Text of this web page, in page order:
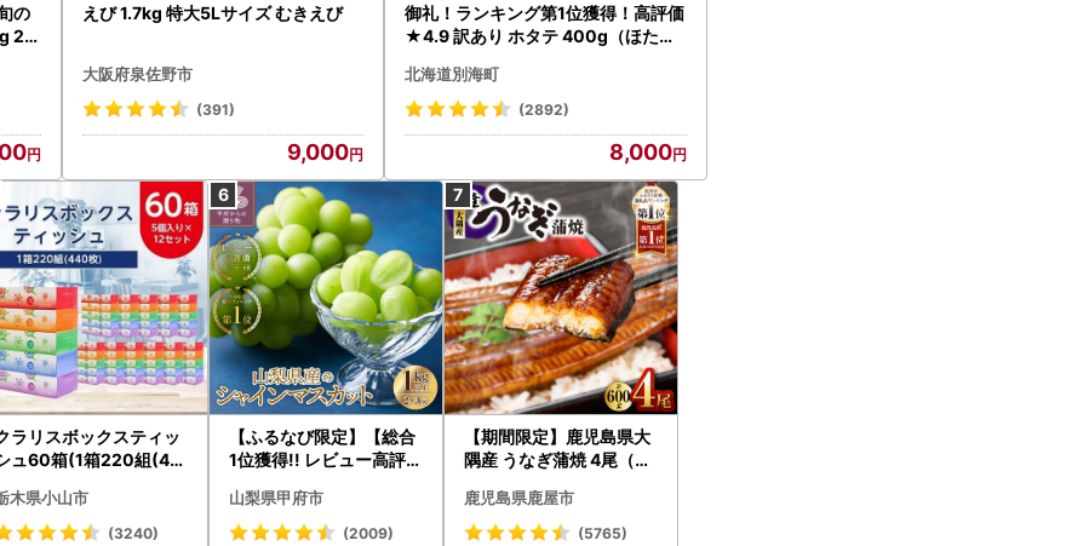
の
2
えび 1.7kg 特大5Lサイズ むきえび
大阪府泉佐野市
(391)
9,000
御礼！ランキング第1位獲得！高評価
★4.9 訳あり ホタテ 400g（ほたて
北海道別海町
(2892)
8,000
ラリスボックスティッ
ュ60箱(1箱220組(44
)【配送不可地域：離島
沖縄県】【1256759】
木県小山市
(3240)
【ふるなび限定】【総合
1位獲得!! レビュー高評価
〉山梨県産 シャインマス
カット 2～3房（1.0kg以
山梨県甲府市
(2009)
【期間限定】鹿児島県大
隅産 うなぎ蒲焼 4尾（60
cp18 うなぎ 鰻 魚 惣菜 総
菜
鹿児島県鹿屋市
(5765)